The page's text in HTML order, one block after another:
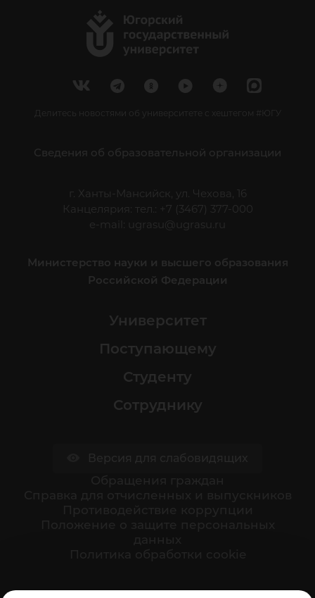
Делитесь новостями об университете с хештегом #ЮГУ
Сведения об образовательной организации
г. Ханты-Мансийск, ул. Чехова, 16
Канцелярия: тел.: +7 (3467) 377-000
e-mail:
ugrasu@ugrasu.ru
Министерство науки и высшего образования
Российской Федерации
Университет
Поступающему
Студенту
Сотруднику